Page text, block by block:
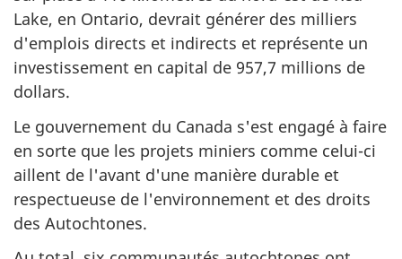
Lake, en Ontario, devrait générer des milliers
d'emplois directs et indirects et représente un
investissement en capital de 957,7 millions de
dollars.
Le gouvernement du Canada s'est engagé à faire
en sorte que les projets miniers comme celui-ci
aillent de l'avant d'une manière durable et
respectueuse de l'environnement et des droits
des Autochtones.